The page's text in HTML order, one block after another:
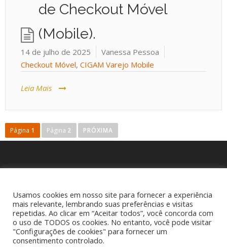
de Checkout Móvel
(Mobile).
14 de julho de 2025
Vanessa Pessoa
Checkout Móvel, CIGAM Varejo Mobile
Leia Mais
a
Página 1 Página 2 PRÓXIMA
Usamos cookies em nosso site para fornecer a experiência
mais relevante, lembrando suas preferências e visitas
repetidas. Ao clicar em “Aceitar todos”, você concorda com
o uso de TODOS os cookies. No entanto, você pode visitar
"Configurações de cookies" para fornecer um
consentimento controlado.